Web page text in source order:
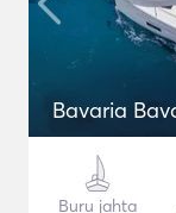
Bavaria
Buru jahta